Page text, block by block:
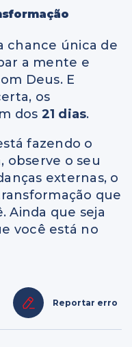
chance única de
a mente e
Deus. E
os
dos 21 dias.
fazendo o
observe o seu
externas, o
que
Ainda que seja
você está no
Reportar erro